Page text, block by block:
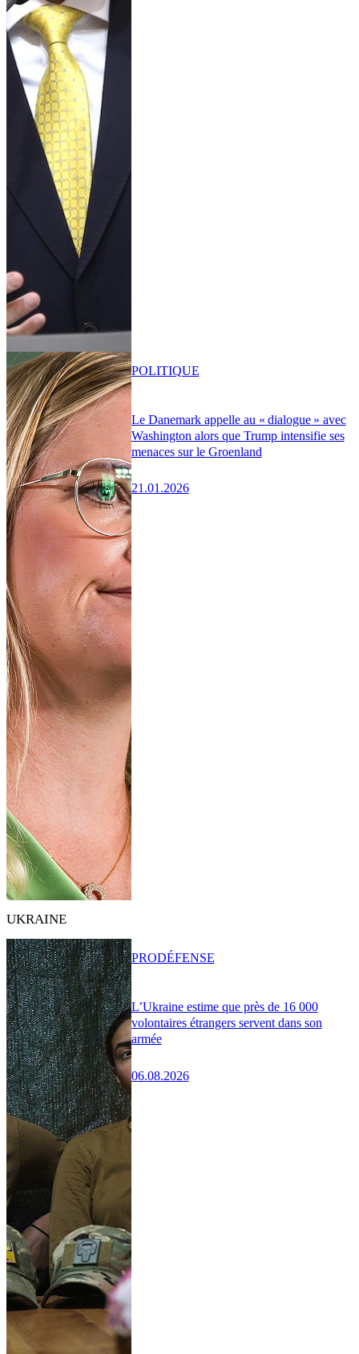
Le Danemark appelle au « dialogue » avec
Washington alors que Trump intensifie ses
menaces sur le Groenland
21.01.2026
POLITIQUE
UKRAINE
L’Ukraine estime que près de 16 000
volontaires étrangers servent dans son
armée
06.08.2026
PRODÉFENSE